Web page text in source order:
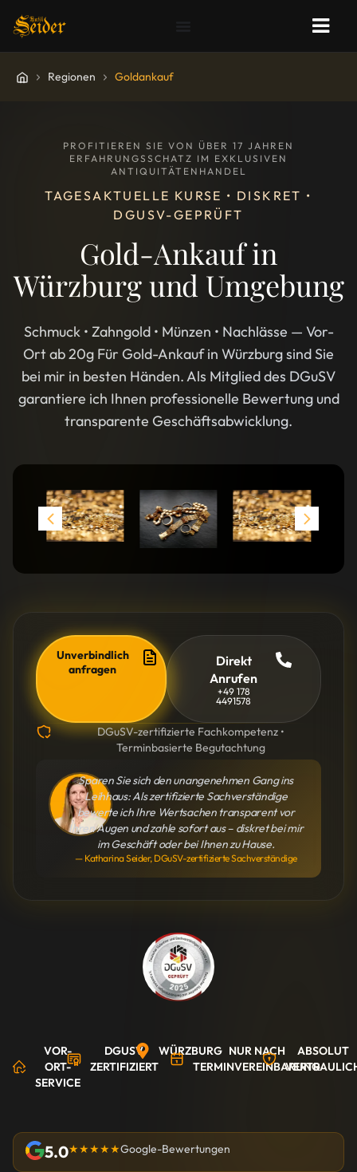
Regionen Goldankauf
PROFITIEREN SIE VON ÜBER 17 JAHREN
ERFAHRUNGSSCHATZ IM EXKLUSIVEN
ANTIQUITÄTENHANDEL
TAGESAKTUELLE KURSE • DISKRET •
DGUSV-GEPRÜFT
Gold-Ankauf in
Würzburg und Umgebung
Schmuck • Zahngold • Münzen • Nachlässe — Vor-
Ort ab 20g Für Gold-Ankauf in Würzburg sind Sie
bei mir in besten Händen. Als Mitglied des DGuSV
garantiere ich Ihnen professionelle Bewertung und
transparente Geschäftsabwicklung.
Unverbindlich
anfragen
Direkt
Anrufen
+49 178
4491578
DGuSV-zertifizierte Fachkompetenz •
Terminbasierte Begutachtung
Sparen Sie sich den unangenehmen Gang ins
Leihhaus: Als zertifizierte Sachverständige
bewerte ich Ihre Wertsachen transparent vor
Ihren Augen und zahle sofort aus – diskret bei mir
im Geschäft oder bei Ihnen zu Hause.
— Katharina Seider, DGuSV-zertifizierte Sachverständige
VOR-
ORT-
SERVICE
DGUSV
ZERTIFIZIERT
WÜRZBURG NUR NACH
TERMINVEREINBARUNG
ABSOLUT
5.0★★★★★Google-Bewertungen